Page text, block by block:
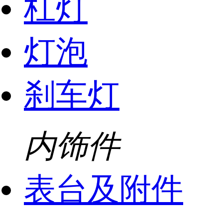
杠灯
灯泡
刹车灯
内饰件
表台及附件